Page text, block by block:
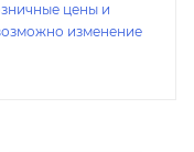
цены и
изменение